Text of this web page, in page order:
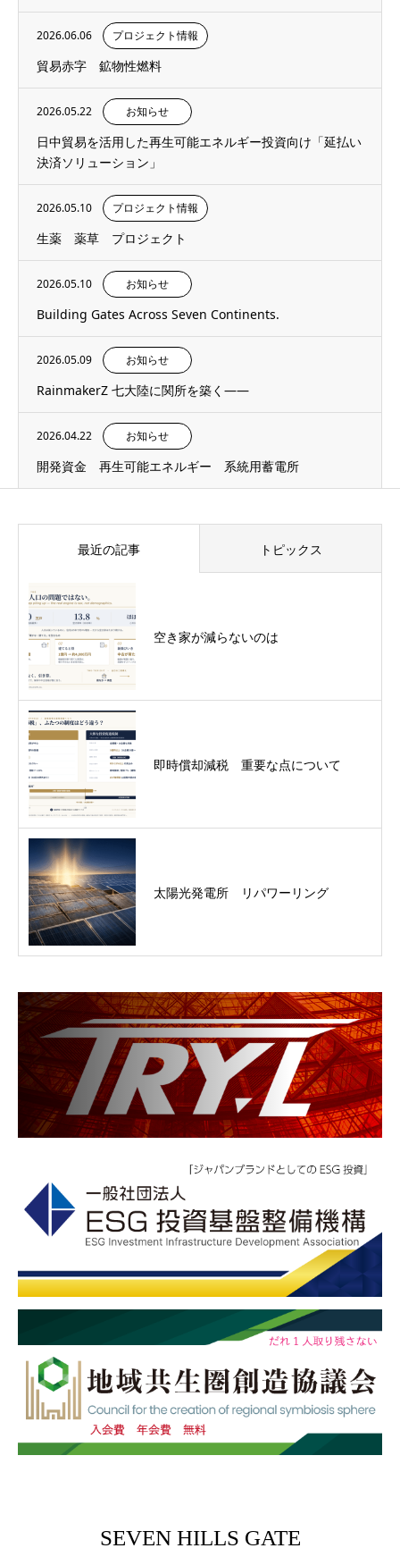
2026.06.06 プロジェクト情報
貿易赤字 鉱物性燃料
2026.05.22 お知らせ
日中貿易を活用した再生可能エネルギー投資向け「延払い
決済ソリューション」
2026.05.10 プロジェクト情報
生薬 薬草 プロジェクト
2026.05.10 お知らせ
Building Gates Across Seven Continents.
2026.05.09 お知らせ
RainmakerZ 七大陸に関所を築く——
2026.04.22 お知らせ
開発資金 再生可能エネルギー 系統用蓄電所
最近の記事 トピックス
空き家が減らないのは
即時償却減税 重要な点について
太陽光発電所 リパワーリング
SEVEN HILLS GATE